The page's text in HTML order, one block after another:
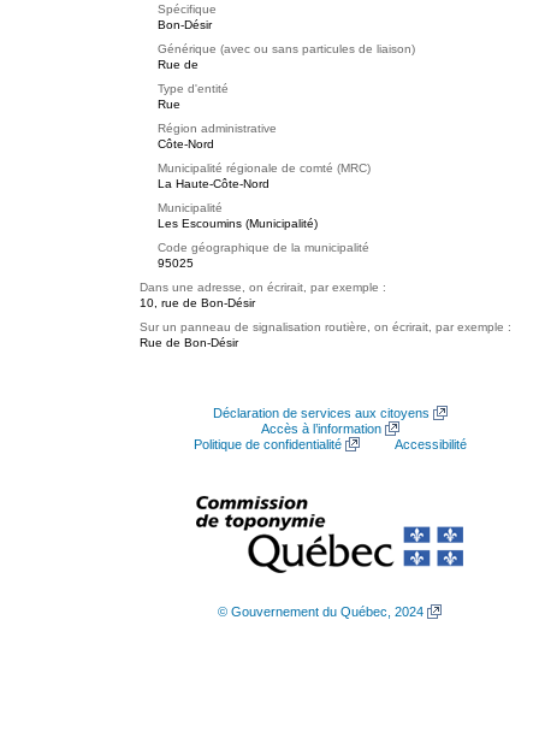
Spécifique
Bon-Désir
Générique (avec ou sans particules de liaison)
Rue de
Type d'entité
Rue
Région administrative
Côte-Nord
Municipalité régionale de comté (MRC)
La Haute-Côte-Nord
Municipalité
Les Escoumins (Municipalité)
Code géographique de la municipalité
95025
Dans une adresse, on écrirait, par exemple :
10, rue de Bon-Désir
Sur un panneau de signalisation routière, on écrirait, par exemple :
Rue de Bon-Désir
Déclaration de services aux citoyens
Accès à l’information
Politique de confidentialité
Accessibilité
© Gouvernement du Québec, 2024